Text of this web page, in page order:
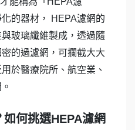
的器材， HEPA濾網的
玻璃纖維製成，透過隨
的過濾網，可攔截大大
於醫療院所、航空業、
何挑選HEPA濾網